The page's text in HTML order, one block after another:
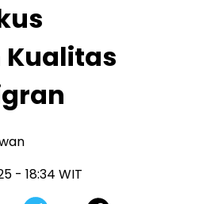
- 18:34 WIT